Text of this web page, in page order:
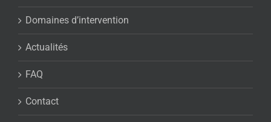
Domaines d’intervention
Actualités
FAQ
Contact